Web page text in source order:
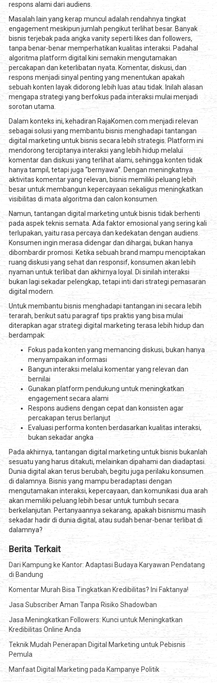
respons alami dari audiens.
Masalah lain yang kerap muncul adalah rendahnya tingkat
engagement meskipun jumlah pengikut terlihat besar. Banyak
bisnis terjebak pada angka vanity seperti likes dan followers,
tanpa benar-benar memperhatikan kualitas interaksi. Padahal
algoritma platform digital kini semakin mengutamakan
percakapan dan keterlibatan nyata. Komentar, diskusi, dan
respons menjadi sinyal penting yang menentukan apakah
sebuah konten layak didorong lebih luas atau tidak. Inilah alasan
mengapa strategi yang berfokus pada interaksi mulai menjadi
sorotan utama.
Dalam konteks ini, kehadiran RajaKomen.com menjadi relevan
sebagai solusi yang membantu bisnis menghadapi tantangan
digital marketing untuk bisnis secara lebih strategis. Platform ini
mendorong terciptanya interaksi yang lebih hidup melalui
komentar dan diskusi yang terlihat alami, sehingga konten tidak
hanya tampil, tetapi juga “bernyawa”. Dengan meningkatnya
aktivitas komentar yang relevan, bisnis memiliki peluang lebih
besar untuk membangun kepercayaan sekaligus meningkatkan
visibilitas di mata algoritma dan calon konsumen.
Namun, tantangan digital marketing untuk bisnis tidak berhenti
pada aspek teknis semata. Ada faktor emosional yang sering kali
terlupakan, yaitu rasa percaya dan kedekatan dengan audiens.
Konsumen ingin merasa didengar dan dihargai, bukan hanya
dibombardir promosi. Ketika sebuah brand mampu menciptakan
ruang diskusi yang sehat dan responsif, konsumen akan lebih
nyaman untuk terlibat dan akhirnya loyal. Di sinilah interaksi
bukan lagi sekadar pelengkap, tetapi inti dari strategi pemasaran
digital modern.
Untuk membantu bisnis menghadapi tantangan ini secara lebih
terarah, berikut satu paragraf tips praktis yang bisa mulai
diterapkan agar strategi digital marketing terasa lebih hidup dan
berdampak:
Fokus pada konten yang memancing diskusi, bukan hanya
menyampaikan informasi
Bangun interaksi melalui komentar yang relevan dan
bernilai
Gunakan platform pendukung untuk meningkatkan
engagement secara alami
Respons audiens dengan cepat dan konsisten agar
percakapan terus berlanjut
Evaluasi performa konten berdasarkan kualitas interaksi,
bukan sekadar angka
Pada akhirnya, tantangan digital marketing untuk bisnis bukanlah
sesuatu yang harus ditakuti, melainkan dipahami dan diadaptasi.
Dunia digital akan terus berubah, begitu juga perilaku konsumen
di dalamnya. Bisnis yang mampu beradaptasi dengan
mengutamakan interaksi, kepercayaan, dan komunikasi dua arah
akan memiliki peluang lebih besar untuk tumbuh secara
berkelanjutan. Pertanyaannya sekarang, apakah bisnismu masih
sekadar hadir di dunia digital, atau sudah benar-benar terlibat di
dalamnya?
Berita Terkait
Dari Kampung ke Kantor: Adaptasi Budaya Karyawan Pendatang
di Bandung
Komentar Murah Bisa Tingkatkan Kredibilitas? Ini Faktanya!
Jasa Subscriber Aman Tanpa Risiko Shadowban
Jasa Meningkatkan Followers: Kunci untuk Meningkatkan
Kredibilitas Online Anda
Teknik Mudah Penerapan Digital Marketing untuk Pebisnis
Pemula
Manfaat Digital Marketing pada Kampanye Politik